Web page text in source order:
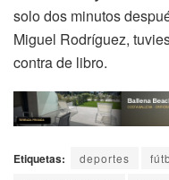
solo dos minutos
Miguel Rodríguez,
contra de libro.
Etiquetas: deportes